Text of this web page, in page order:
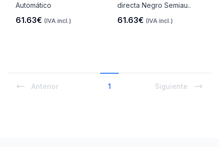
Automático
61.63€ (IVA incl.)
directa Negro Semiau..
61.63€ (IVA incl.)
Anterior 1 Siguiente